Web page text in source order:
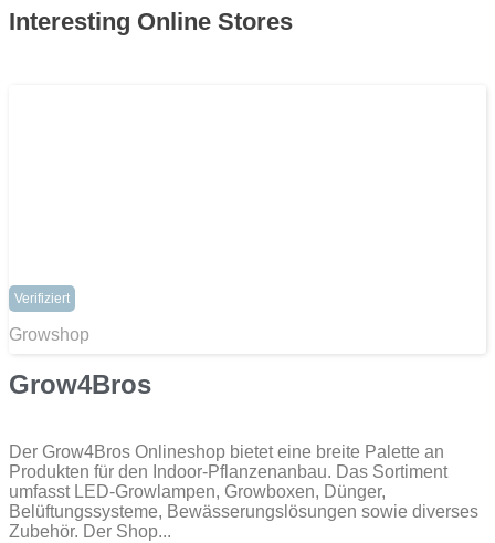
Interesting Online Stores
Verifiziert
Growshop
Grow4Bros
Der Grow4Bros Onlineshop bietet eine breite Palette an
Produkten für den Indoor-Pflanzenanbau. Das Sortiment
umfasst LED-Growlampen, Growboxen, Dünger,
Belüftungssysteme, Bewässerungslösungen sowie diverses
Zubehör. Der Shop...